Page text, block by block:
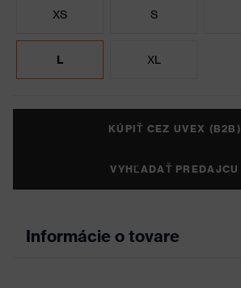
XS S
L XL
KÚPIŤ CEZ UVEX (B2B)
VYHĽADAŤ PREDAJCU
Informácie o tovare